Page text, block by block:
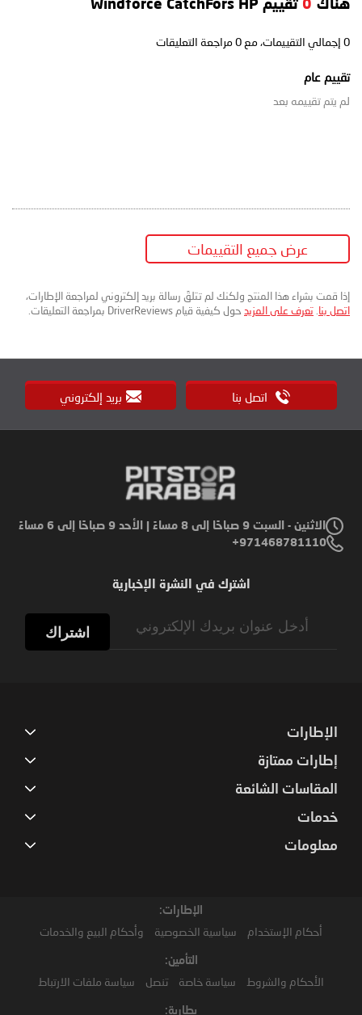
هناك 0 تقييم Windforce CatchFors HP
0 إجمالي التقييمات، مع 0 مراجعة التعليقات
تقييم عام
لم يتم تقييمه بعد
عرض جميع التقييمات
إذا قمت بشراء هذا المنتج ولكنك لم تتلقَ رسالة بريد إلكتروني لمراجعة الإطارات،
اتصل بنا تعرف على المزيد حول كيفية قيام DriverReviews بمراجعة التعليقات.
اتصل بنا بريد إلكتروني
الاثنين - السبت 9 صباحًا إلى 8 مساءً | الأحد 9 صباحًا إلى 6 مساءً
971468781110+
اشترك في النشرة الإخبارية
اشتراك
الإطارات
إطارات ممتازة
المقاسات الشائعة
خدمات
معلومات
الإطارات:
أحكام الإستخدام سياسية الخصوصية وأحكام البيع والخدمات
التأمين:
الأحكام والشروط سياسة خاصة تنصل سياسة ملفات الارتباط
بطارية: